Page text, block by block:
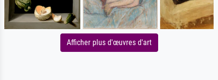
Afficher plus d'œuvres d'art